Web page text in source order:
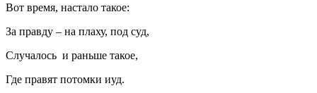
Вот время, настало такое:
За правду – на плаху, под суд,
Случалось и раньше такое,
Где правят потомки иуд.